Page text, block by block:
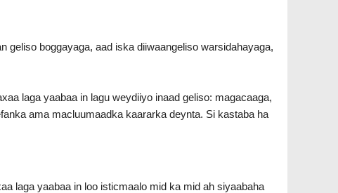
geliso boggayaga, aad iska diiwaangeliso warsidahayaga,
laga yaabaa in lagu weydiiyo inaad geliso: magacaaga,
ama macluumaadka kaararka deynta. Si kastaba ha
laga yaabaa in loo isticmaalo mid ka mid ah siyaabaha